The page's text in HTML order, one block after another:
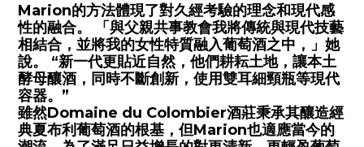
Marion的方法體現了對久經考驗的理念和現代感
性的融合。 「與父親共事教會我將傳統與現代技藝
相結合，並將我的女性特質融入葡萄酒之中，」她
說。 “新一代更貼近自然，他們耕耘土地，讓本土
酵母釀酒，同時不斷創新，使用雙耳細頸瓶等現代
容器。”
雖然Domaine du Colombier酒莊秉承其釀造經
典夏布利葡萄酒的根基，但Marion也適應當今的